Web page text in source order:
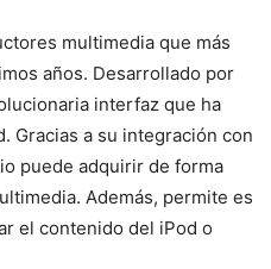
multimedia que más
años. Desarrollado por
interfaz que ha
Gracias a su integración con
puede adquirir de forma
Además, permite es
el contenido del iPod o